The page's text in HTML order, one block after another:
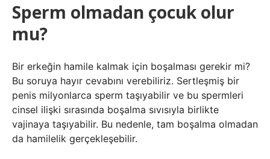
Sperm olmadan çocuk olur
mu?
Bir erkeğin hamile kalmak için boşalması gerekir mi?
Bu soruya hayır cevabını verebiliriz. Sertleşmiş bir
penis milyonlarca sperm taşıyabilir ve bu spermleri
cinsel ilişki sırasında boşalma sıvısıyla birlikte
vajinaya taşıyabilir. Bu nedenle, tam boşalma olmadan
da hamilelik gerçekleşebilir.